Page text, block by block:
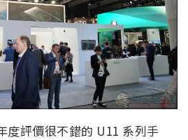
度評價很不錯的 U11 系列手